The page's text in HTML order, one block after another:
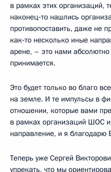
в рамках этих организаций,
наконец‑то нашлись
противопоставить, даже не
как‑то несколько иные
арене, – это нами
принимается.
Это будет только во благо
на земле. И те импульсы в
отношении, которые вами
в рамках организаций ШОС
направление, и я благодарю
Теперь уже Сергей
упрекать, что мы